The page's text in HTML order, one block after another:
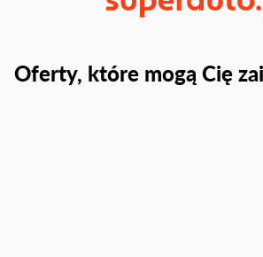
Oferty, które mogą Cię